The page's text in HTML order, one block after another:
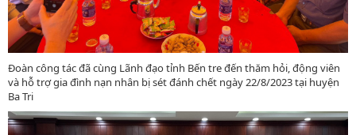
Đoàn công tác đã cùng Lãnh đạo tỉnh Bến tre đến thăm hỏi, động viên
và hỗ trợ gia đình nạn nhân bị sét đánh chết ngày 22/8/2023 tại huyện
Ba Tri